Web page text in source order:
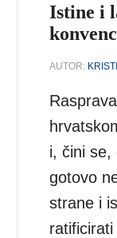
Istine i
AUTOR:
i, čini se,
gotovo
strane i